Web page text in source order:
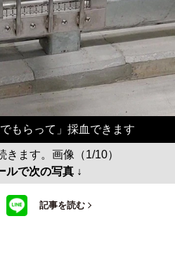
もらって」採血できます
きます。画像（1/10）
ルで次の写真 ↓
記事を読む